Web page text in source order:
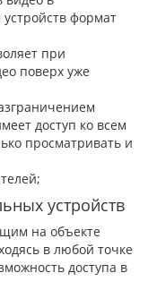
формат
при
поверх уже
доступ ко всем
просматривать и
устройств
на объекте
в любой точке
доступа в